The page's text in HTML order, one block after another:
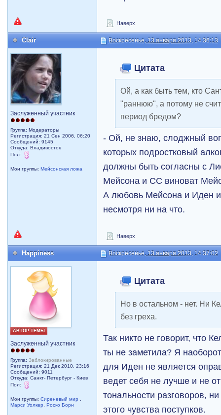
Наверх
Clair Воскресенье, 13 января 2013, 14:36:13
Заслуженный участник
Группа: Модераторы
Регистрация: 21 Сен 2006, 06:20
Сообщений: 9145
Откуда: Владивосток
Пол:
Мои группы:Мейсонская ложа
Цитата
Ой, а как быть тем, кто
"раннюю", а потому не
период бредом?
- Ой, не знаю, слоджный
которых подростковый
должны быть согласны с
Мейсона и СС виноват
А любовь Мейсона и Иден
несмотря ни на что.
Наверх
Happiness Воскресенье, 13 января 2013, 14:37:02
АВТОР ТЕМЫ
Заслуженный участник
Группа:Заблокированные
Регистрация: 21 Дек 2010, 23:16
Сообщений: 9011
Откуда: Санкт- Петербург - Киев
Пол:
Мои группы:Сиреневый мир
Марси Уолкер
,Роско Борн
Цитата
Но в остальном - нет. Ни
без греха.
Так никто не говорит, что
ты не заметила? Я
для Иден не является
ведет себя не лучше и не
тональности разговоров,
этого чувства поступков.